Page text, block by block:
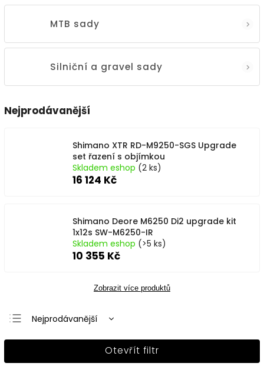
MTB sady
Silniční a gravel sady
Nejprodávanější
Shimano XTR RD-M9250-SGS Upgrade
set řazení s objímkou
Skladem eshop (2 ks)
16 124 Kč
Shimano Deore M6250 Di2 upgrade kit
1x12s SW-M6250-IR
Skladem eshop (>5 ks)
10 355 Kč
Zobrazit více produktů
Nejprodávanější
Nejlevnější
Otevřít filtr